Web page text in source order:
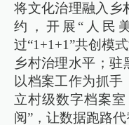
将文化治理融入乡
约，开展“人民
过“1+1+1”共创模
乡村治理水平；驻
以档案工作为抓手
立村级数字档案
阅”，让数据跑路代